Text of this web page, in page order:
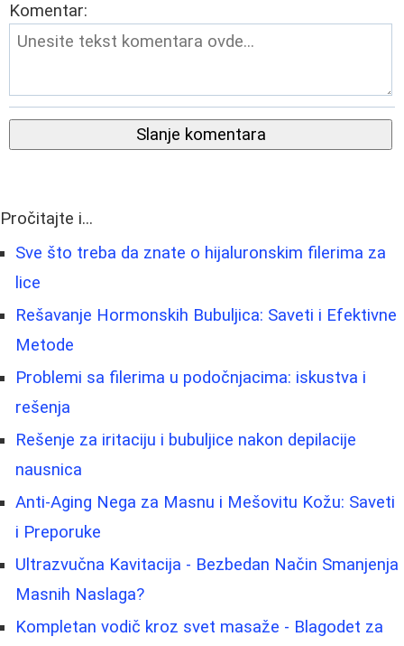
Komentar:
Slanje komentara
Pročitajte i...
Sve što treba da znate o hijaluronskim filerima za
lice
Rešavanje Hormonskih Bubuljica: Saveti i Efektivne
Metode
Problemi sa filerima u podočnjacima: iskustva i
rešenja
Rešenje za iritaciju i bubuljice nakon depilacije
nausnica
Anti-Aging Nega za Masnu i Mešovitu Kožu: Saveti
i Preporuke
Ultrazvučna Kavitacija - Bezbedan Način Smanjenja
Masnih Naslaga?
Kompletan vodič kroz svet masaže - Blagodet za